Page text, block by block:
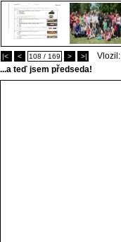
|< < 108 / 169 > >| Vlozil:
...a teď jsem předseda!